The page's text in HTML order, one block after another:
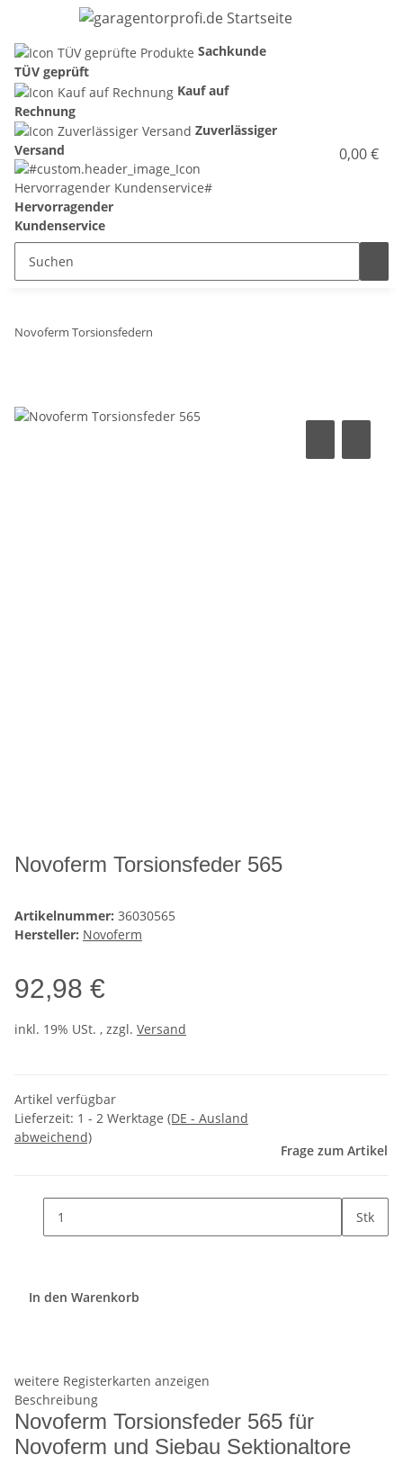
Sachkunde
TÜV geprüft
Kauf auf
Rechnung
Zuverlässiger
Versand
Hervorragender
Kundenservice
0,00 €
Novoferm Torsionsfedern
Novoferm Torsionsfeder 565
Artikelnummer: 36030565
Hersteller: Novoferm
92,98 €
inkl. 19% USt. , zzgl. Versand
Artikel verfügbar
Lieferzeit: 1 - 2 Werktage (DE - Ausland
abweichend)
Frage zum Artikel
Stk
In den Warenkorb
weitere Registerkarten anzeigen
Beschreibung
Novoferm Torsionsfeder 565 für
Novoferm und Siebau Sektionaltore